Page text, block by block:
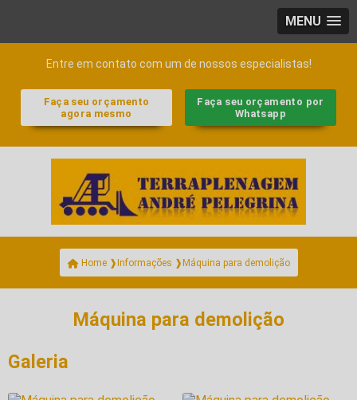
MENU
Entre em contato com um de nossos especialistas!
Faça seu orçamento
agora mesmo
Faça seu orçamento por
Whatsapp
Home ❱ Informações ❱ Máquina para demolição
Máquina para demolição
Galeria